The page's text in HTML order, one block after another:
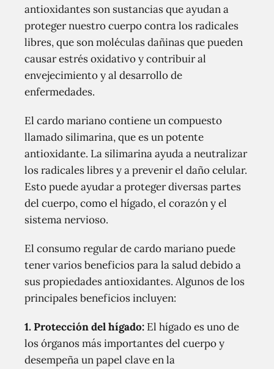
antioxidantes son sustancias que ayudan a
proteger nuestro cuerpo contra los radicales
libres, que son moléculas dañinas que pueden
causar estrés oxidativo y contribuir al
envejecimiento y al desarrollo de
enfermedades.
El cardo mariano contiene un compuesto
llamado silimarina, que es un potente
antioxidante. La silimarina ayuda a neutralizar
los radicales libres y a prevenir el daño celular.
Esto puede ayudar a proteger diversas partes
del cuerpo, como el hígado, el corazón y el
sistema nervioso.
El consumo regular de cardo mariano puede
tener varios beneficios para la salud debido a
sus propiedades antioxidantes. Algunos de los
principales beneficios incluyen:
1. Protección del hígado: El hígado es uno de
los órganos más importantes del cuerpo y
desempeña un papel clave en la